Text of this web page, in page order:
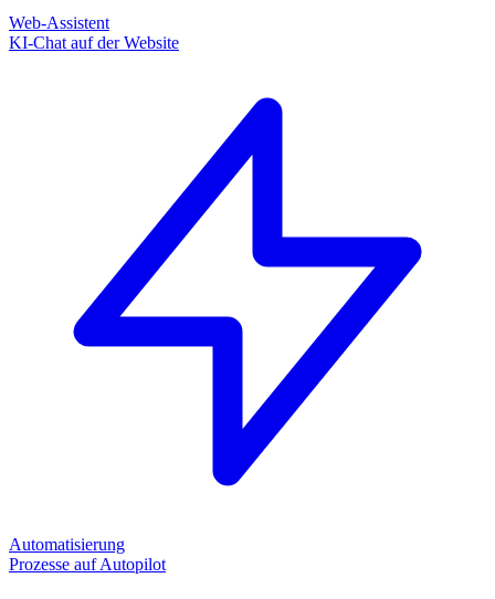
Web-Assistent
KI-Chat auf der Website
Automatisierung
Prozesse auf Autopilot